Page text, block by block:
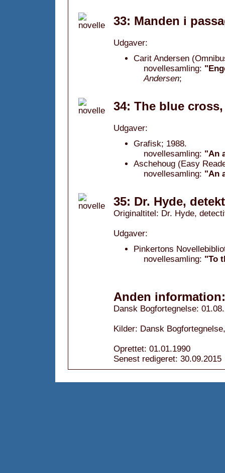
33: Manden i
Udgaver:
Carit Andersen
novellesamling:
Andersen;
34: The blue cross,
Udgaver:
Grafisk; 1988.
novellesamling: "An
Aschehoug (Easy
novellesamling: "An
35: Dr. Hyde,
Originaltitel: Dr. Hyde,
Udgaver:
Pinkertons
novellesamling: "To
Anden information:
Dansk Bogfortegnelse:
Kilder: Dansk
Oprettet: 01.01.1990
Senest redigeret: 30.09.2015